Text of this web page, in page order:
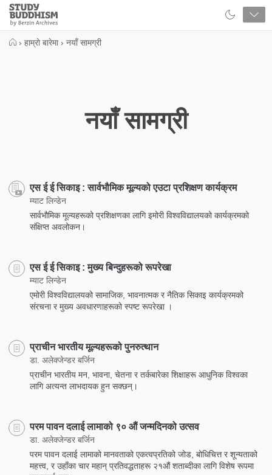
Close
Study
Buddhism
› हाम्रो बारेमा › नयाँ सामग्री
नयाँ सामग्री
एस ई ई सिकाइ : सार्वभौमिक मूल्यको एउटा प्रशिक्षण कार्यक्रम
म्याट लिन्डेन
सार्वभौमिक मूल्यहरूको प्रशिक्षणका लागि इमोरी विश्वविद्यालयको कार्यक्रमको
संक्षिप्त अवलोकन।
एस ई ई सिकाइ : मुख्य बिन्दुहरूको रूपरेखा
म्याट लिन्डेन
एमोरी विश्वविद्यालयको सामाजिक, भावनात्मक र नैतिक सिकाइ कार्यक्रमको
संरचना र मुख्य अवधारणाहरूको स्पष्ट रूपरेखा ।
प्राचीन भारतीय मूल्यहरूको पुनरुत्थान
डा. अलेक्जेन्डर बर्जिन
प्राचीन भारतीय मन, भावना, चेतना र तर्कबारेका शिक्षाहरू आधुनिक विश्वका
लागि अत्यन्त लाभदायक हुन सक्छन्।
परम पावन दलाई लामाको ९० औं जन्मदिनको उत्सव
डा. अलेक्जेन्डर बर्जिन
परम पावन दलाई लामाको मानवताको एकत्वप्रतिको जोड, बोधिचित्त र शून्यताको
महत्त्व, र उहाँका चार महान्‌ प्रतिवद्धताहरू २१औं शताब्दीका लागि विशेष रूपमा